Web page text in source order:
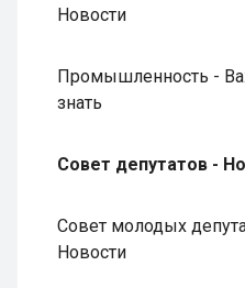
Новости
Промышленность -
знать
Совет депутатов -
Совет молодых
Новости